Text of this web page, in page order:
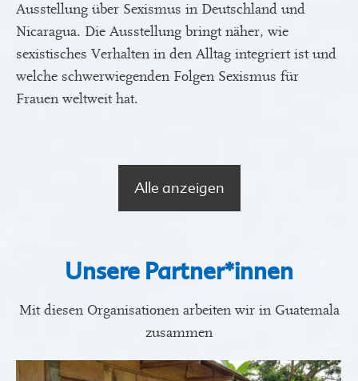
Ausstellung über Sexismus in Deutschland und
Nicaragua. Die Ausstellung bringt näher, wie
sexistisches Verhalten in den Alltag integriert ist und
welche schwerwiegenden Folgen Sexismus für
Frauen weltweit hat.
Alle anzeigen
Unsere Partner*innen
Mit diesen Organisationen arbeiten wir in Guatemala
zusammen